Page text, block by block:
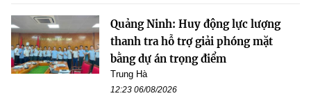
Quảng Ninh: Huy động lực lượng
thanh tra hỗ trợ giải phóng mặt
bằng dự án trọng điểm
Trung Hà
12:23 06/08/2026